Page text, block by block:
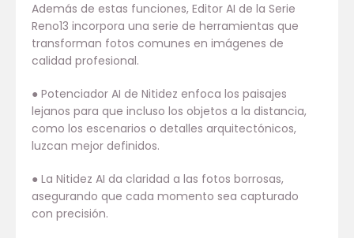
Además de estas funciones, Editor AI de la Serie
Reno13 incorpora una serie de herramientas que
transforman fotos comunes en imágenes de
calidad profesional.
● Potenciador AI de Nitidez enfoca los paisajes
lejanos para que incluso los objetos a la distancia,
como los escenarios o detalles arquitectónicos,
luzcan mejor definidos.
● La Nitidez AI da claridad a las fotos borrosas,
asegurando que cada momento sea capturado
con precisión.